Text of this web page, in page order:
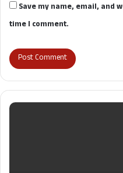
Save my name, email, and
time I comment.